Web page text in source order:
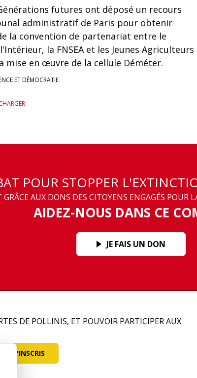
futures ont déposé un recours
administratif de Paris pour obtenir
la convention de partenariat entre le
la FNSEA et les Jeunes Agriculteurs
mise en œuvre de la cellule Déméter.
ET DÉMOCRATIE
POUR STOPPER
AUX DONS DES CITOYENS ENGAGÉS POUR
AIDEZ-NOUS DANS CE
JE FAIS UN DON
DE POLLINIS, ET POUVOIR PARTICIPER AUX